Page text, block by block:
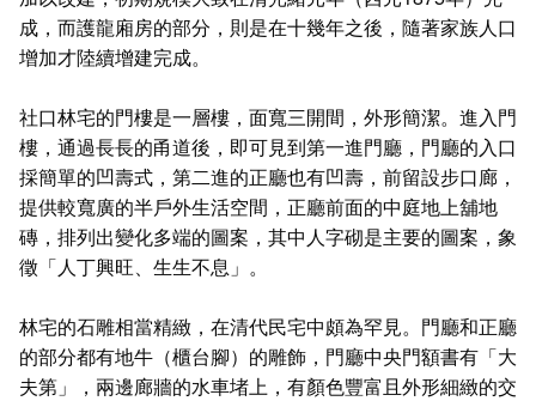
成，而護龍廂房的部分，則是在十幾年之後，隨著家族人口
增加才陸續增建完成。
社口林宅的門樓是一層樓，面寬三開間，外形簡潔。進入門
樓，通過長長的甬道後，即可見到第一進門廳，門廳的入口
採簡單的凹壽式，第二進的正廳也有凹壽，前留設步口廊，
提供較寬廣的半戶外生活空間，正廳前面的中庭地上舖地
磚，排列出變化多端的圖案，其中人字砌是主要的圖案，象
徵「人丁興旺、生生不息」。
林宅的石雕相當精緻，在清代民宅中頗為罕見。門廳和正廳
的部分都有地牛（櫃台腳）的雕飾，門廳中央門額書有「大
夫第」，兩邊廊牆的水車堵上，有顏色豐富且外形細緻的交